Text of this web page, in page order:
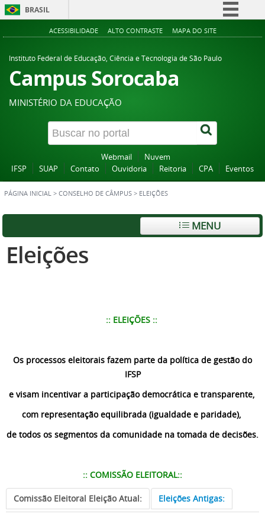
BRASIL
Simplifique!
Acesso à informação
Canais
ACESSIBILIDADE ALTO CONTRASTE MAPA DO SITE
Instituto Federal de Educação, Ciência e Tecnologia de São Paulo
Campus Sorocaba
MINISTÉRIO DA EDUCAÇÃO
Webmail
Nuvem
IFSP
SUAP Contato Ouvidoria Reitoria CPA Eventos
PÁGINA INICIAL > CONSELHO DE CÂMPUS > ELEIÇÕES
MENU
Eleições
:: ELEIÇÕES ::
Os processos eleitorais fazem parte da política de gestão do
IFSP
e visam incentivar a participação democrática e transparente,
com representação equilibrada (igualdade e paridade),
de todos os segmentos da comunidade na tomada de decisões.
:: COMISSÃO ELEITORAL::
Comissão Eleitoral Eleição Atual: Eleições Antigas: